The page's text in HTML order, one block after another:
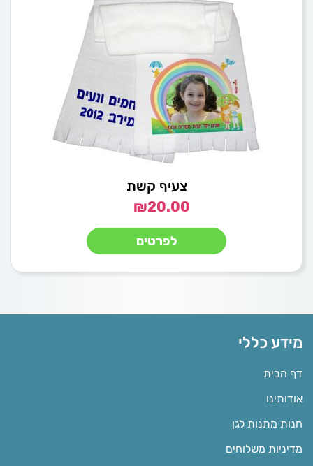
צעיף קשת
₪20.00
לפרטים
מידע כללי
דף הבית
אודותינו
חנות מתנות לגן
מדיניות משלוחים